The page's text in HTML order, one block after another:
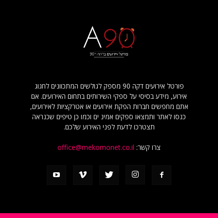
פורטל אירועים דקה 90 מספק לגולשים המתכוונים לחגוג
אירוע, מידע בסיסי על ספקי השירותים בתחום האירועים. אם
אתם מחפשים חברות הפקת אירועים או אטרקציות לאירועים,
כנסו לאתר ותמצאו ספקים אמינ ים וכמו כן טיפים שכנראה
תצטרכו לדעת לפני האירוע שלכם.
צרו קשר: office@mekomonet.co.il